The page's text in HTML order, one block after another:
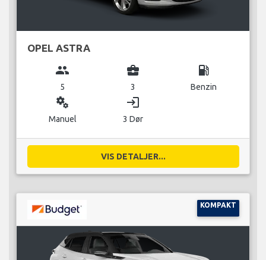
OPEL ASTRA
group
5
business_center
3
local_gas_station
Benzin
miscellaneous_services
Manuel
login
3 Dør
VIS DETALJER...
KOMPAKT